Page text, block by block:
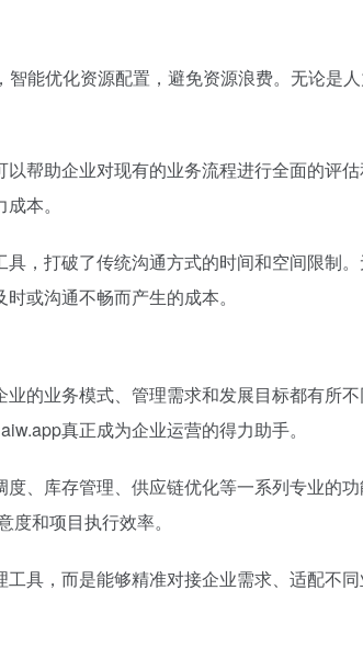
能优化资源配置，避免资源浪费。无论是
帮助企业对现有的业务流程进行全面的评
本。
，打破了传统沟通方式的时间和空间限制
或沟通不畅而产生的成本。
的业务模式、管理需求和发展目标都有所
真正成为企业运营的得力助手。
、库存管理、供应链优化等一系列专业的
和项目执行效率。
具，而是能够精准对接企业需求、适配不同